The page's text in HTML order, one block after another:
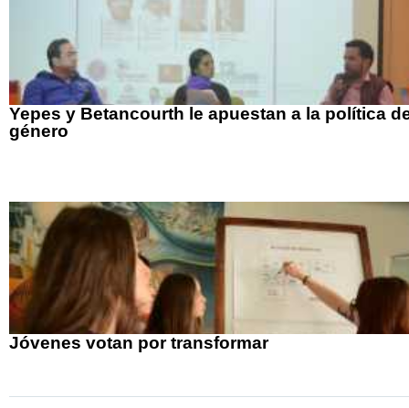
Yepes y Betancourth le apuestan a la política
género
Jóvenes votan por transformar